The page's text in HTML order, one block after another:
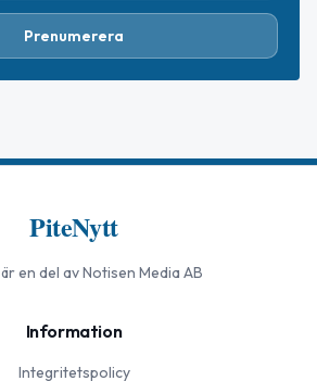
Prenumerera
PiteNytt
är en del av Notisen Media AB
Information
Integritetspolicy